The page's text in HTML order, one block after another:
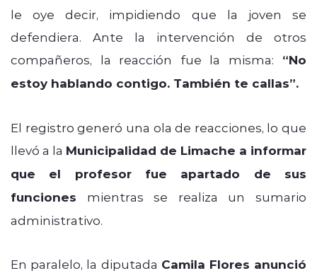
le oye decir, impidiendo que la joven se
defendiera. Ante la intervención de otros
compañeros, la reacción fue la misma: “No
estoy hablando contigo. También te callas”.
El registro generó una ola de reacciones, lo que
llevó a la Municipalidad de Limache a informar
que el profesor fue apartado de sus
funciones mientras se realiza un sumario
administrativo.
En paralelo, la diputada Camila Flores anunció